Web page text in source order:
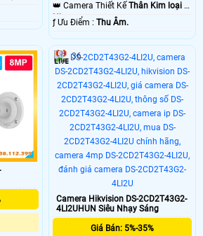
👑 Camera Thiết KếThân Kim loại +
Nhựa.
️ƒ Ưu Điểm :Thu Âm.
Camera Hikvision DS-2CD2T43G2-
4LI2UHUN Siêu Nhạy Sáng
Giá Bán: 5%-35%
36